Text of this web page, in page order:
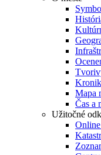
Mapa
Čas a
Užitočné